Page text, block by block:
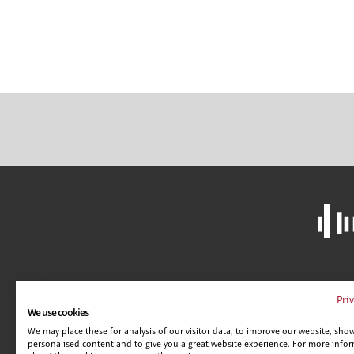
GUÍA DE CENTROS
We use cookies
We may place these for analysis of our visitor data, to improve our website,
personalised content and to give you a great website experience. For more